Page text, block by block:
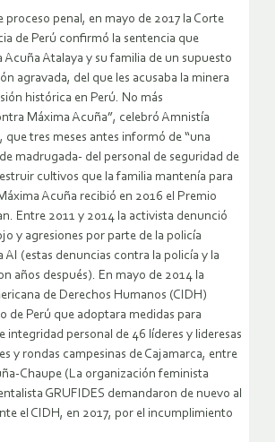
proceso penal, en mayo de 2017 la Corte
de Perú confirmó la sentencia que
Acuña Atalaya y su familia de un supuesto
agravada, del que les acusaba la minera
histórica en Perú. No más
Máxima Acuña”, celebró Amnistía
tres meses antes informó de “una
madrugada- del personal de seguridad de
cultivos que la familia mantenía para
Acuña recibió en 2016 el Premio
Entre 2011 y 2014 la activista denunció
y agresiones por parte de la policía
AI (estas denuncias contra la policía y la
años después). En mayo de 2014 la
de Derechos Humanos (CIDH)
de Perú que adoptara medidas para
integridad personal de 46 líderes y lideresas
y rondas campesinas de Cajamarca, entre
Chaupe (La organización feminista
GRUFIDES demandaron de nuevo al
el CIDH, en 2017, por el incumplimiento